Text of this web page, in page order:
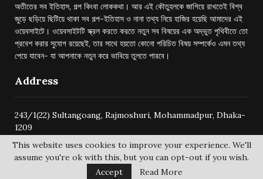
অতীতের সব ইতিহাস, গল্প কিংবা লোককথা। আর এই কৌতুহলকে জাগিয়ে রাখতেই বিশ্ব
জুড়ে ছড়িয়ে ছিটিয়ে থাকা সব গল্প-ইতিহাস ও নানা তথ্য নিয়ে হাজির হয়েছি আমাদের এই
ওয়েবসাইটে। ওয়েবসাইটটি স্ক্রল করতে করতে নতুন সব বিষয়ের এক অদ্ভুত পৃথিবীতে তো
প্রবেশ করার সুযোগ রয়েছেই, তার সাথে হয়তো কোনো পরিচিত বিষয় সম্পর্কেও এমন তথ্য
পেয়ে যাবেন- যা আপনাকে নতুন করে ভাবিয়ে তুলতে পারবে।
Address
243/1(22) Sultangoang, Rajmoshuri, Mohammadpur, Dhaka-
1209
bishwoprantore.comAll Right Reserved.
This website uses cookies to improve your experience. We'll
assume you're ok with this, but you can opt-out if you wish.
Accept
Read More